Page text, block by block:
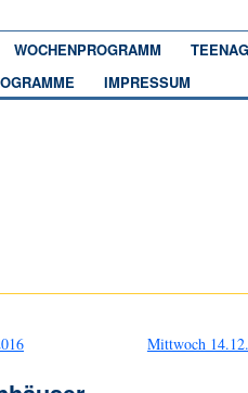
WOCHENPROGRAMM
IMPRESSUM
Mittwoch